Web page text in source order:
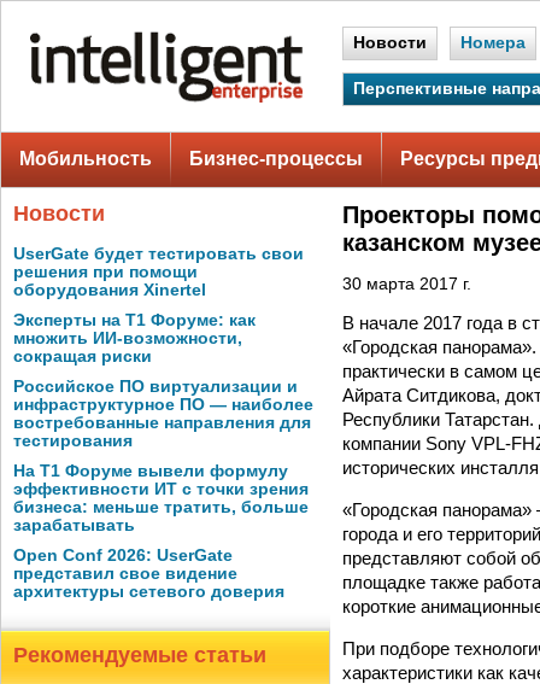
Новости Номера
Перспективные
Мобильность Бизнес-процессы Ресурсы
Новости
UserGate будет тестировать свои
решения при помощи
оборудования Xinertel
Эксперты на Т1 Форуме: как
множить ИИ-возможности,
сокращая риски
Российское ПО виртуализации и
инфраструктурное ПО — наиболее
востребованные направления для
тестирования
На Т1 Форуме вывели формулу
эффективности ИТ с точки зрения
бизнеса: меньше тратить, больше
зарабатывать
Open Conf 2026: UserGate
представил свое видение
архитектуры сетевого доверия
Рекомендуемые статьи
Проекторы
казанском
30 марта 2017 г.
В начале 2017 года в
«Городская
практически в самом
Айрата Ситдикова,
Республики
компании Sony VPL-
исторических
«Городская
города и его
представляют собой
площадке также
короткие
При подборе
характеристики как